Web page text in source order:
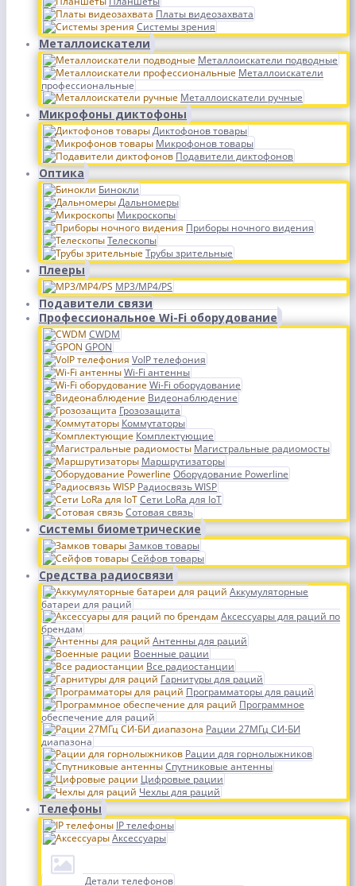
Платы видеозахвата
Системы зрения
Металлоискатели
Металлоискатели подводные
Металлоискатели
профессиональные
Металлоискатели ручные
Микрофоны диктофоны
Диктофонов товары
Микрофонов товары
Подавители диктофонов
Оптика
Бинокли
Дальномеры
Микроскопы
Приборы ночного видения
Телескопы
Трубы зрительные
Плееры
MP3/MP4/PS
Подавители связи
Профессиональное Wi-Fi оборудование
CWDM
GPON
VoIP телефония
Wi-Fi антенны
Wi-Fi оборудование
Видеонаблюдение
Грозозащита
Коммутаторы
Комплектующие
Магистральные радиомосты
Маршрутизаторы
Оборудование Powerline
Радиосвязь WISP
Сети LoRa для IoT
Сотовая связь
Системы биометрические
Замков товары
Сейфов товары
Средства радиосвязи
Аккумуляторные
батареи для раций
Аксессуары для раций по
брендам
Антенны для раций
Военные рации
Все радиостанции
Гарнитуры для раций
Программаторы для раций
Программное
обеспечение для раций
Рации 27МГц СИ-БИ
диапазона
Рации для горнолыжников
Спутниковые антенны
Цифровые рации
Чехлы для раций
Телефоны
IP телефоны
Аксессуары
Детали телефонов